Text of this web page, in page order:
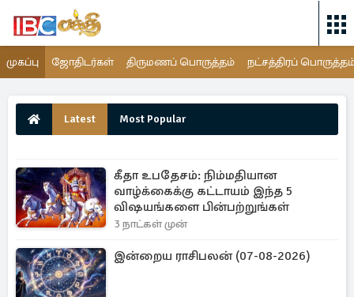
முகப்பு ஜோதிடர்கள் திருமணப் பொருத்தம் நட்சத்திரப்
Latest Most Popular
கீதா உபதேசம்: நிம்மதியான
வாழ்க்கைக்கு கட்டாயம் இந்த 5
விஷயங்களை பின்பற்றுங்கள்
3 நாட்கள் முன்
இன்றைய ராசிபலன் (07-08-2026)